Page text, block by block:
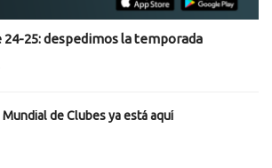
24-25: despedimos la temporada
de Clubes ya está aquí